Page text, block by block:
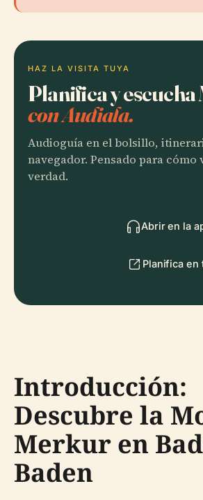
HAZ LA VISITA TUYA
Planifica y
con Audiala.
Audioguía en el bolsillo,
navegador. Pensado para cómo
verdad.
Abrir en la
Planifica en
Introducción:
Descubre la
Merkur en
Baden